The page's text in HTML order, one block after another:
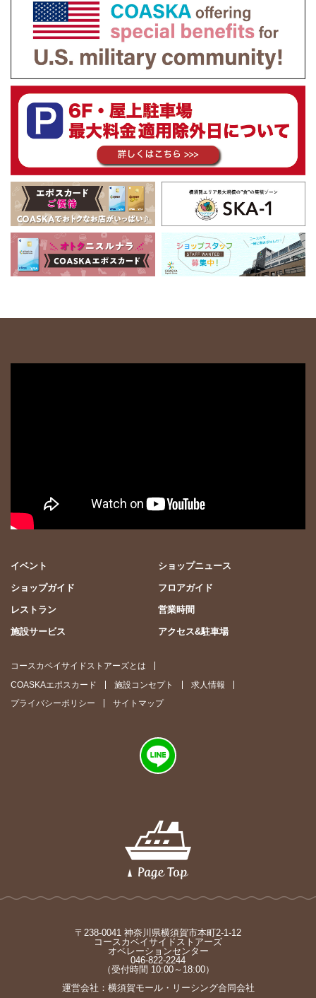
イベント ショップニュース
ショップガイド フロアガイド
レストラン 営業時間
施設サービス アクセス&駐車場
コースカベイサイドストアーズとは
COASKAエポスカード
施設コンセプト
求人情報
プライバシーポリシー
サイトマップ
〒238-0041 神奈川県横須賀市本町2-1-12
コースカベイサイドストアーズ
オペレーションセンター
046-822-2244
（受付時間 10:00～18:00）
運営会社：横須賀モール・リーシング合同会社